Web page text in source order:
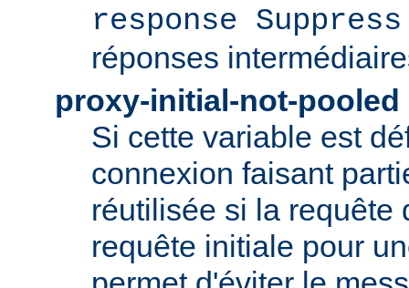
response Suppress
réponses
proxy-initial-not-pooled
Si cette variable est
connexion faisant
réutilisée si la requête
requête initiale pour